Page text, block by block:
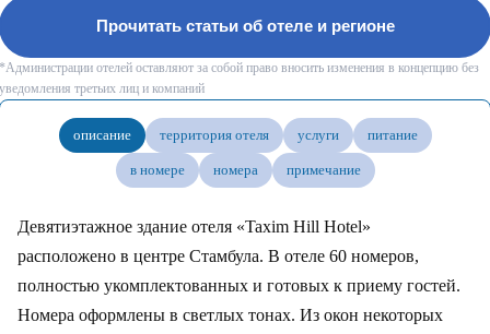
Прочитать статьи об отеле и регионе
*Администрации отелей оставляют за собой право вносить изменения в концепцию без
уведомления третьих лиц и компаний
описание территория отеля услуги питание
в номере номера примечание
Девятиэтажное здание отеля «Taxim Hill Hotel»
расположено в центре Стамбула. В отеле 60 номеров,
полностью укомплектованных и готовых к приему гостей.
Номера оформлены в светлых тонах. Из окон некоторых